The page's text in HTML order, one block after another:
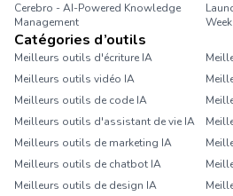
Cerebro - AI-Powered Knowledge
Management
Catégories d’outils
Meilleurs outils d'écriture IA
Meilleurs outils vidéo IA
Meilleurs outils de code IA
Meilleurs outils d'assistant de vie IA
Meilleurs outils de marketing IA
Meilleurs outils de chatbot IA
Meilleurs outils de design IA